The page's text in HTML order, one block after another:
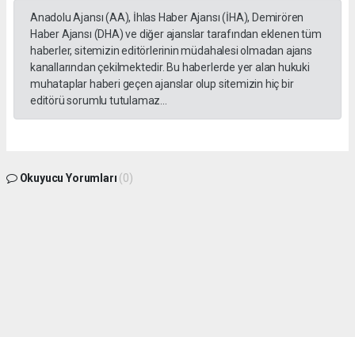
Anadolu Ajansı (AA), İhlas Haber Ajansı (İHA), Demirören
Haber Ajansı (DHA) ve diğer ajanslar tarafından eklenen tüm
haberler, sitemizin editörlerinin müdahalesi olmadan ajans
kanallarından çekilmektedir. Bu haberlerde yer alan hukuki
muhataplar haberi geçen ajanslar olup sitemizin hiç bir
editörü sorumlu tutulamaz...
Okuyucu Yorumları (0)